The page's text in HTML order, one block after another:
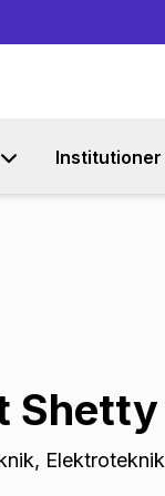
Institutioner
Shetty
Elektroteknik